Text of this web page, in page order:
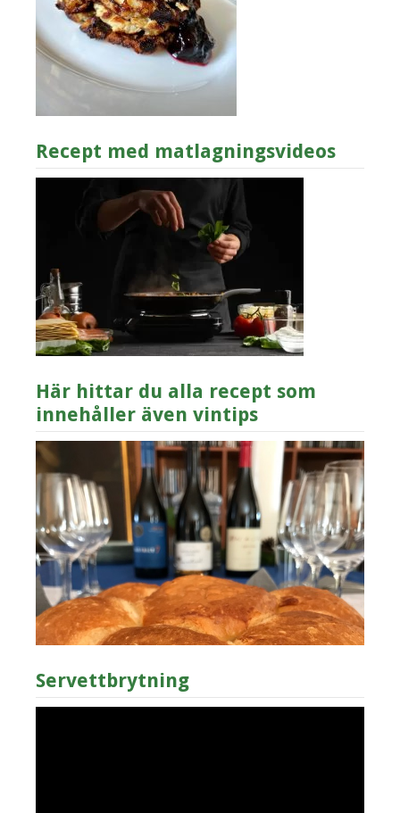
Recept med matlagningsvideos
Här hittar du alla recept som
innehåller även vintips
Servettbrytning